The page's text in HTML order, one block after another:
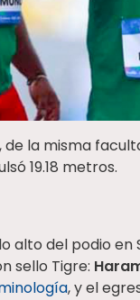
, de la misma
19.18 metros.
alto del podio en
sello Tigre:
, y el